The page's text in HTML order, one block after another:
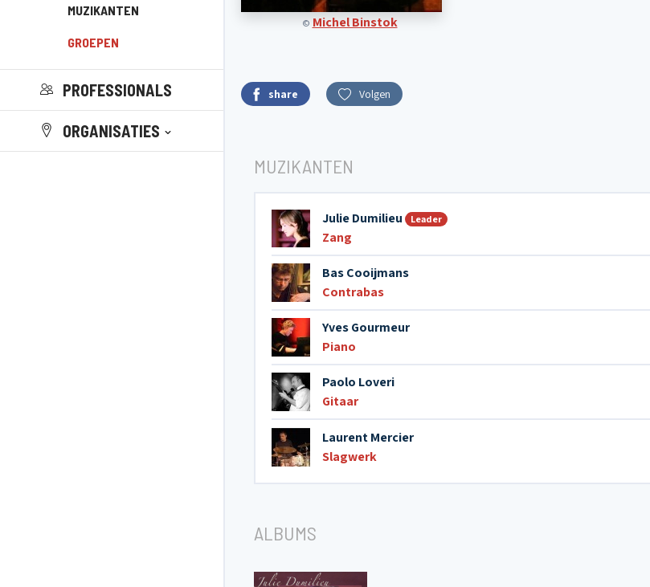
MUZIKANTEN
GROEPEN
PROFESSIONALS
ORGANISATIES
© Michel Binstok
share Volgen
MUZIKANTEN
Julie Dumilieu Leader
Zang
Bas Cooijmans
Contrabas
Yves Gourmeur
Piano
Paolo Loveri
Gitaar
Laurent Mercier
Slagwerk
ALBUMS